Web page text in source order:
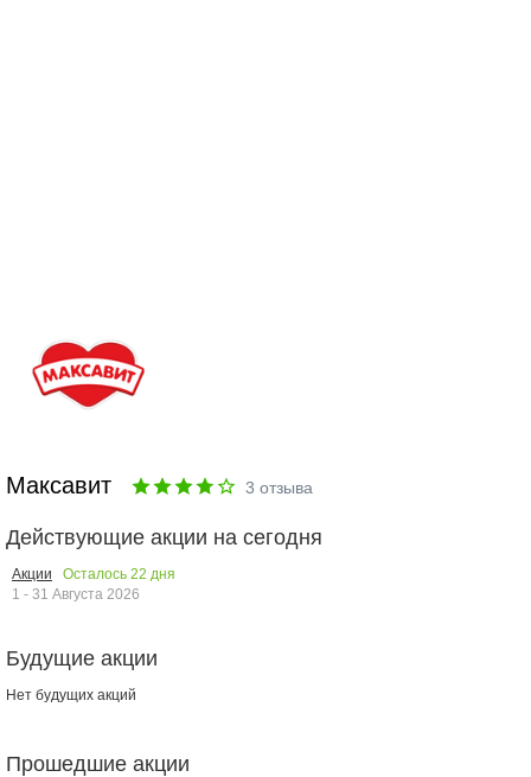
Максавит 3 отзыва
Действующие акции на сегодня
Акции Осталось 22 дня
1 - 31 Августа 2026
Будущие акции
Нет будущих акций
Прошедшие акции